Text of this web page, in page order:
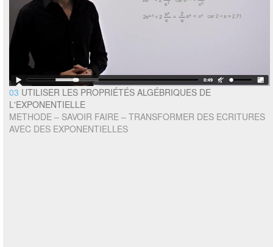
03 UTILISER LES PROPRIÉTÉS ALGÉBRIQUES DE
L'EXPONENTIELLE
METHODE – SAVOIR FAIRE – TRANSFORMER DES ECRITURES
AVEC DES EXPONENTIELLES